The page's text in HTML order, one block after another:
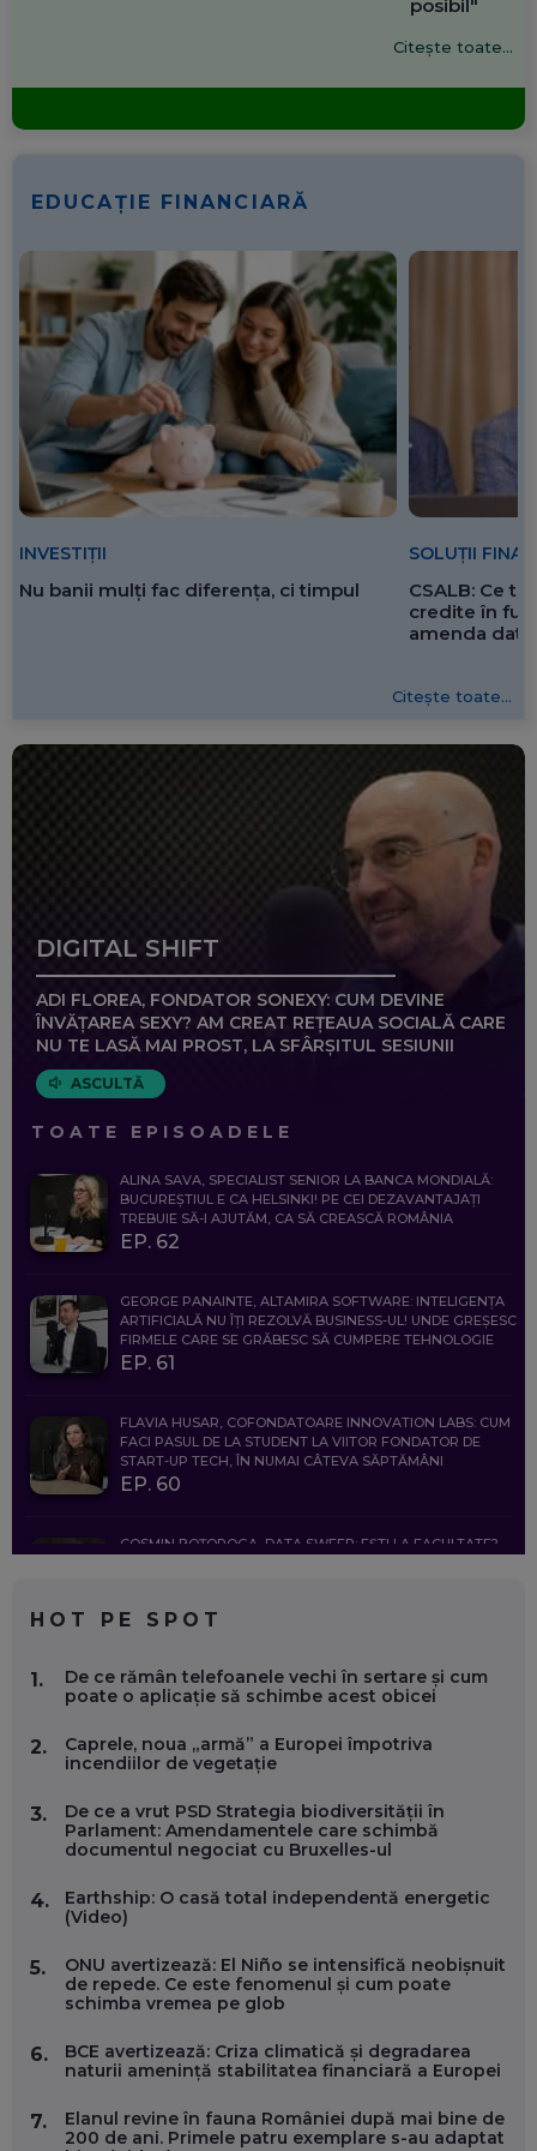
posibil"
Citește toate...
EDUCAȚIE FINANCIARĂ
INVESTIȚII
Nu banii mulți fac diferența, ci timpul
SOLUȚII
CSALB: Ce
credite în
amenda
Citește toate...
DIGITAL SHIFT
ADI FLOREA, FONDATOR SONEXY: CUM DEVINE
ÎNVĂȚAREA SEXY? AM CREAT REȚEAUA SOCIALĂ CARE
NU TE LASĂ MAI PROST, LA SFÂRȘITUL SESIUNII
ASCULTĂ
TOATE EPISOADELE
ALINA SAVA, SPECIALIST SENIOR LA BANCA MONDIALĂ:
BUCUREȘTIUL E CA HELSINKI! PE CEI DEZAVANTAJAȚI
TREBUIE SĂ-I AJUTĂM, CA SĂ CREASCĂ ROMÂNIA
EP. 62
GEORGE PANAINTE, ALTAMIRA SOFTWARE: INTELIGENȚA
ARTIFICIALĂ NU ÎȚI REZOLVĂ BUSINESS-UL! UNDE GREȘESC
FIRMELE CARE SE GRĂBESC SĂ CUMPERE TEHNOLOGIE
EP. 61
FLAVIA HUSAR, COFONDATOARE INNOVATION LABS: CUM
FACI PASUL DE LA STUDENT LA VIITOR FONDATOR DE
START-UP TECH, ÎN NUMAI CÂTEVA SĂPTĂMÂNI
EP. 60
COSMIN BOȚOROGA, DATA SWEEP: EȘTI LA FACULTATE?
FOLOSEȘTI TEHNOLOGIA CA SĂ FII MAI BUN LA JOB. ȘI CUM
SE VA SCHIMBA MUNCA, ÎN URMĂTORII ANI
FOLOSEȘTI TEHNOLOGIA CA SĂ ÎȚI DESCHIZI DRUMUL
CĂTRE ARTĂ, LA NIVEL GLOBAL
EP. 57
ANDREI AVĂDANEI, BIT SENTINEL: CUM ÎȚI PROTEJEZI
EFICIENT VIAȚA ONLINE. ȘI CARE SUNT PRIMII PAȘI ÎNTR-O
EP. 56
ÎNVAȚĂ AEO ȘI GEO!
EP. 55
HOT PE SPOT
1.
De ce rămân telefoanele vechi în sertare și cum
poate o aplicație să schimbe acest obicei
2.
Caprele, noua „armă” a Europei împotriva
incendiilor de vegetație
3.
De ce a vrut PSD Strategia biodiversității în
Parlament: Amendamentele care schimbă
documentul negociat cu Bruxelles-ul
4.
Earthship: O casă total independentă energetic
(Video)
5.
ONU avertizează: El Niño se intensifică neobișnuit
de repede. Ce este fenomenul și cum poate
schimba vremea pe glob
6.
BCE avertizează: Criza climatică și degradarea
naturii amenință stabilitatea financiară a Europei
7.
Elanul revine în fauna României după mai bine de
200 de ani. Primele patru exemplare s-au adaptat